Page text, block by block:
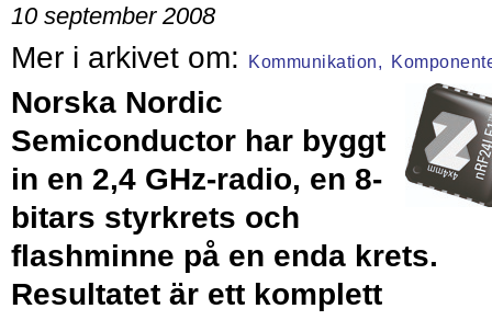
10 september 2008
Kommunikation,
Norska Nordic
Semiconductor har byggt
in en 2,4 GHz-radio, en 8-
bitars styrkrets och
flashminne på en enda krets.
Resultatet är ett komplett